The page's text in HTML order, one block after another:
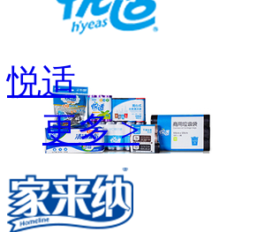
悦适
更多 >